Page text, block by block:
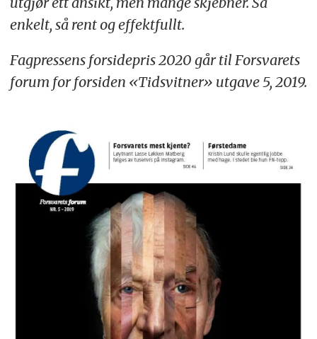
enkelt, så rent og effektfullt.
Fagpressens forsidepris 2020 går til Forsvarets
forum for forsiden «Tidsvitner» utgave 5, 2019.